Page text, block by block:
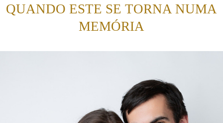
QUANDO ESTE SE TORNA NUMA
MEMÓRIA